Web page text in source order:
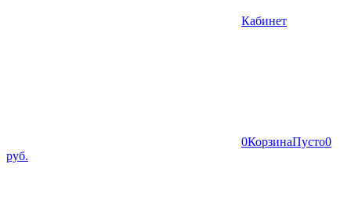
Кабинет
0КорзинаПусто0
руб.